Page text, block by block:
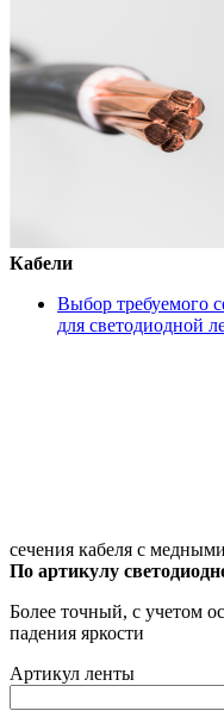
Кабели
Выбор требуемого
для светодиодной
сечения кабеля с
По артикулу
Более точный, с учетом
падения яркости
Артикул ленты